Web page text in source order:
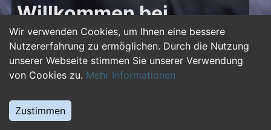
Wir verwenden Cookies, um Ihnen eine bessere
Nutzererfahrung zu ermöglichen. Durch die Nutzung
unserer Webseite stimmen Sie unserer Verwendung
von Cookies zu. Mehr Informationen
Zustimmen
Willkommen bei
50plus-jobs.de – Dein
Portal für Jobs ab 50!
Du bist über 50 und suchst nach einer neuen
beruflichen Herausforderung oder einem
Jobwechsel? Auf